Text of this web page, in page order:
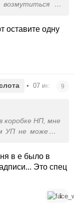
и
оставите одну
• 07 июня в9
коробке НП, мне
УП не может в
чтоб лого НП
у них уже
в е было в
Это спец
1